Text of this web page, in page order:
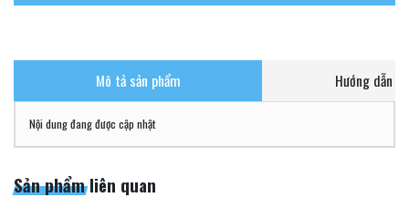
Mô tả sản phẩm Hướng dẫn
Nội dung đang được cập nhật
Sản phẩm liên quan